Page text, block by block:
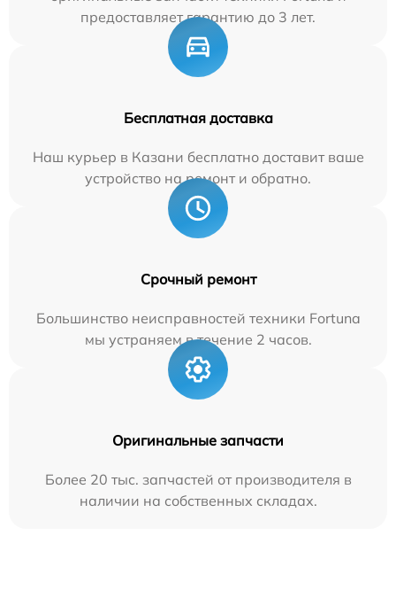
предоставляет гарантию до 3 лет.
Бесплатная доставка
Наш курьер в Казани бесплатно доставит ваше
устройство на ремонт и обратно.
Срочный ремонт
Большинство неисправностей техники Fortuna
мы устраняем в течение 2 часов.
Оригинальные запчасти
Более 20 тыс. запчастей от производителя в
наличии на собственных складах.